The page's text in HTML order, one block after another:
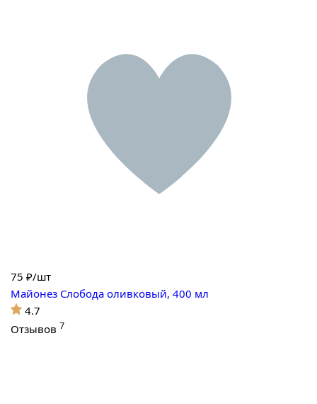
75 ₽/шт
Майонез Слобода оливковый, 400 мл
4.7
Отзывов 7